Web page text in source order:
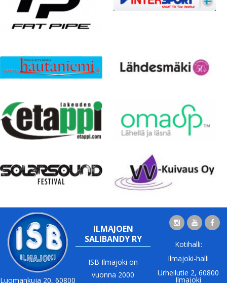
Luomankuja 20, 60800
ILMAJOEN
SALIBANDY RY
ISB Ilmajoki on
vuonna 2000
Kotihalli:
Ilmajoki-halli
Urheilutie 2, 60800
Ilmajoki